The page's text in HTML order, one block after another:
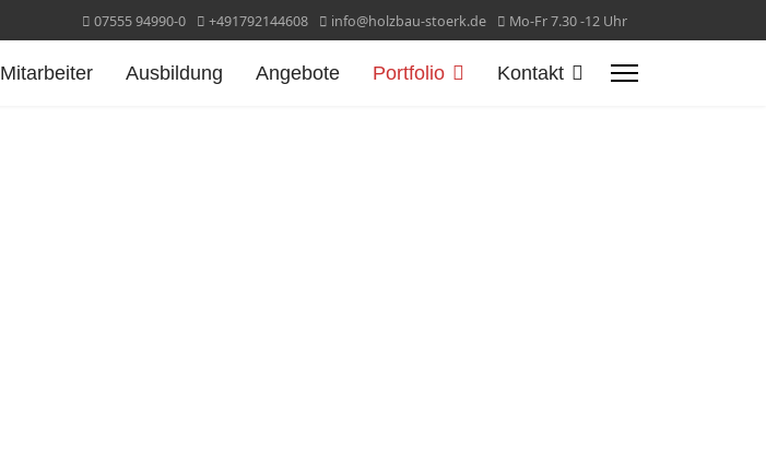
07555 94990-0 +491792144608 info@holzbau-stoerk.de Mo-Fr 7.30 -12 Uhr
Mitarbeiter Ausbildung Angebote Portfolio Kontakt